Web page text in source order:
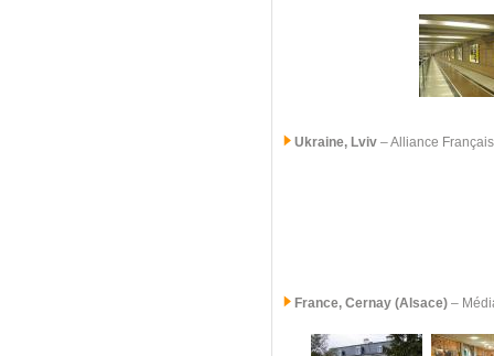
Ukraine, Lviv – Alliance
France, Cernay (Alsace) –